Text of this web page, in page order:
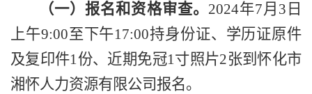
（一）报名和资格审查。 2024年7月3日
上午9:00至下午17:00持身份证、学历证原件
及复印件1份、近期免冠1寸照片2张到怀化市
湘怀人力资源有限公司报名。